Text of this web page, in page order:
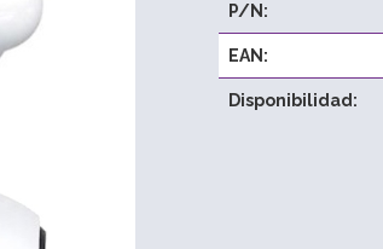
P/N:
EAN:
Disponibilidad: